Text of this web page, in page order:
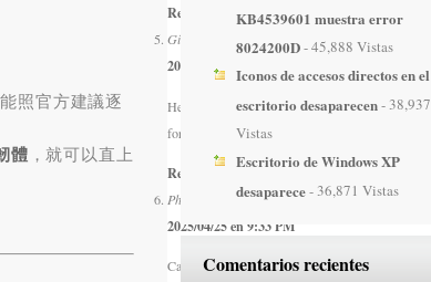
照官方建議逐
體 ，就可以直上
Responder
Gidropanda dice:
2025/08/28 en 6:12 PM
Hello friends .If possible –
fortigate 500d firmware
Responder
Philip
2025/04/25 en 9:33 PM
Can you please help download
KB4539601 muestra error
8024200D- 45,888 Vistas
Iconos de accesos directos en el
escritorio desaparecen- 38,937
Vistas
Escritorio de Windows XP
desaparece- 36,871 Vistas
Comentarios recientes